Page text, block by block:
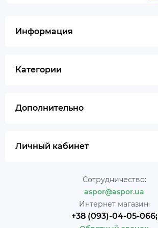
Информация
Категории
Дополнительно
Личный кабинет
Сотрудничество:
aspor@aspor.ua
Интернет магазин:
+38 (093)-04-05-066;